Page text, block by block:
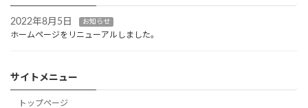
2022年8月5日 お知らせ
ホームページをリニューアルしました。
サイトメニュー
トップページ